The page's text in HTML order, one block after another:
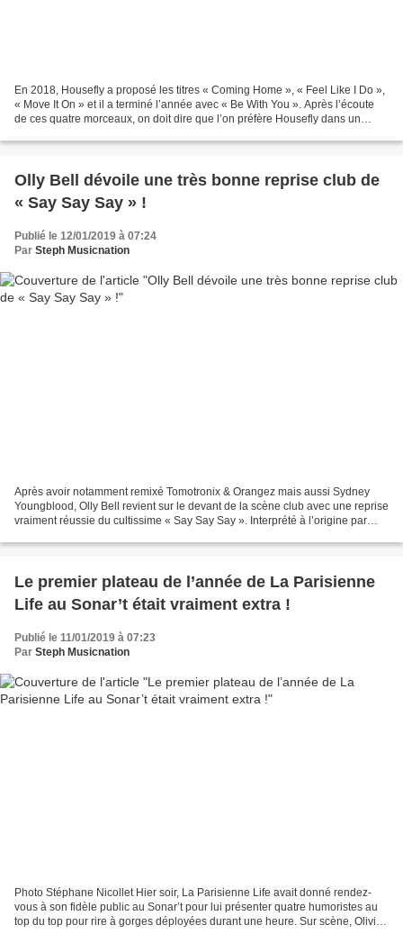
En 2018, Housefly a proposé les titres « Coming Home », « Feel Like I Do »,
« Move It On » et il a terminé l’année avec « Be With You ». Après l’écoute
de ces quatre morceaux, on doit dire que l’on préfère Housefly dans un
Olly Bell dévoile une très bonne reprise club de
« Say Say Say » !
Publié le 12/01/2019 à 07:24
Par Steph Musicnation
Après avoir notamment remixé Tomotronix & Orangez mais aussi Sydney
Youngblood, Olly Bell revient sur le devant de la scène club avec une reprise
vraiment réussie du cultissime « Say Say Say ». Interprété à l’origine par
Le premier plateau de l’année de La Parisienne
Life au Sonar’t était vraiment extra !
Publié le 11/01/2019 à 07:23
Par Steph Musicnation
Photo Stéphane Nicollet Hier soir, La Parisienne Life avait donné rendez-
vous à son fidèle public au Sonar’t pour lui présenter quatre humoristes au
top du top pour rire à gorges déployées durant une heure. Sur scène, Olivier